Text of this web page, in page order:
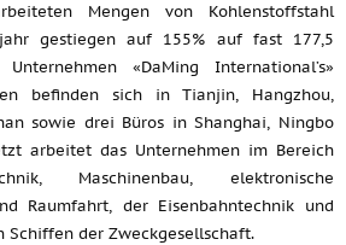
Mengen von Kohlenstoffstahl
gestiegen auf 155% auf fast 177,5
«DaMing International’s»
befinden sich in Tianjin, Hangzhou,
sowie drei Büros in Shanghai, Ningbo
arbeitet das Unternehmen im Bereich
Maschinenbau, elektronische
Raumfahrt, der Eisenbahntechnik und
Schiffen der Zweckgesellschaft.